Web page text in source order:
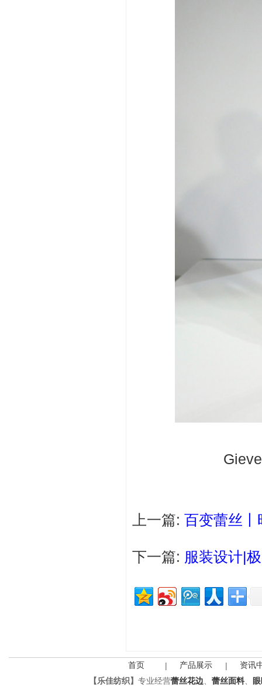
上一篇: 百变蕾丝丨
下一篇: 服装设计|
首页 | 产品展示 |
资讯
【乐佳纺织】 专业经营蕾丝花边 蕾丝面料